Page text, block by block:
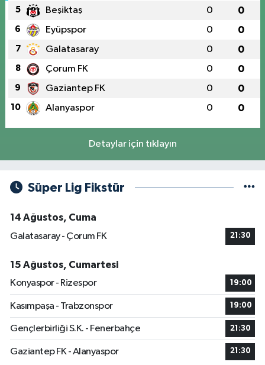
5 Beşiktaş 0 0
6 Eyüpspor 0 0
7 Galatasaray 0 0
8 Çorum FK 0 0
9 Gaziantep FK 0 0
10 Alanyaspor 0 0
Detaylar için tıklayın
Süper Lig Fikstür
14 Ağustos, Cuma
Galatasaray - Çorum FK
21:30
15 Ağustos, Cumartesi
Konyaspor - Rizespor
19:00
Kasımpaşa - Trabzonspor 19:00
Gençlerbirliği S.K. - Fenerbahçe 21:30
Gaziantep FK - Alanyaspor 21:30